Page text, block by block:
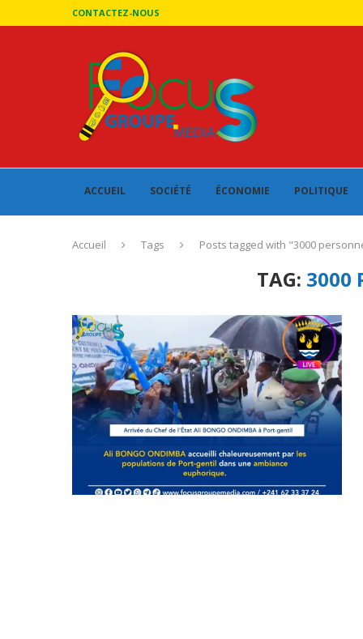
CONTACTEZ-NOUS
ACCUEIL SOCIÉTÉ ÉCONOMIE POLITIQUE
Accueil Tags Posts tagged with "3000
TAG: 3000